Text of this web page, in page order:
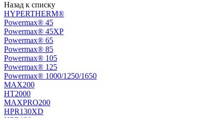
Назад к списку
HYPERTHERM®
Powermax® 45
Powermax® 45XP
Powermax® 65
Powermax® 85
Powermax® 105
Powermax® 125
Powermax® 1000/1250/1650
MAX200
HT2000
MAXPRO200
HPR130XD